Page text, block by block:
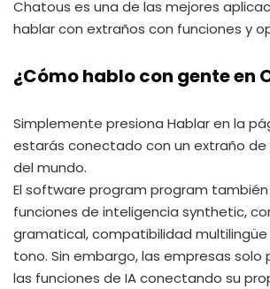
Chatous es una de las mejores
hablar con extraños con funciones y
¿Cómo hablo con gente en
Simplemente presiona Hablar en la
estarás conectado con un extraño
del mundo.
El software program program también
funciones de inteligencia synthetic,
gramatical, compatibilidad
tono. Sin embargo, las empresas solo
las funciones de IA conectando su